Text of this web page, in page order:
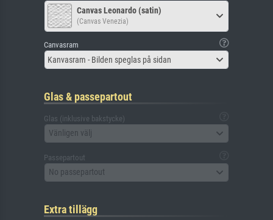
Canvas Leonardo (satin)
(Canvas Venezia)
Canvasram
Kanvasram - Bilden speglas på sidan
Glas & passepartout
Glas (inklusive bakstycke)
Vänligen välj
Passepartout
No passepartout
Extra tillägg